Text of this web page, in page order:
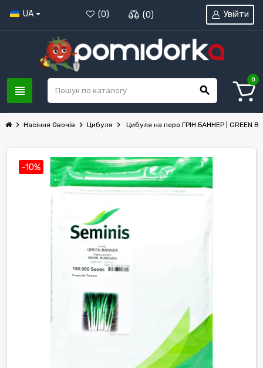
UA (0) (0)
view_headline search
Увійти
0
chevron_right Насіння Овочів chevron_right Цибуля chevron_right Цибуля на перо ГРІН БАННЕР | GREEN
-10%